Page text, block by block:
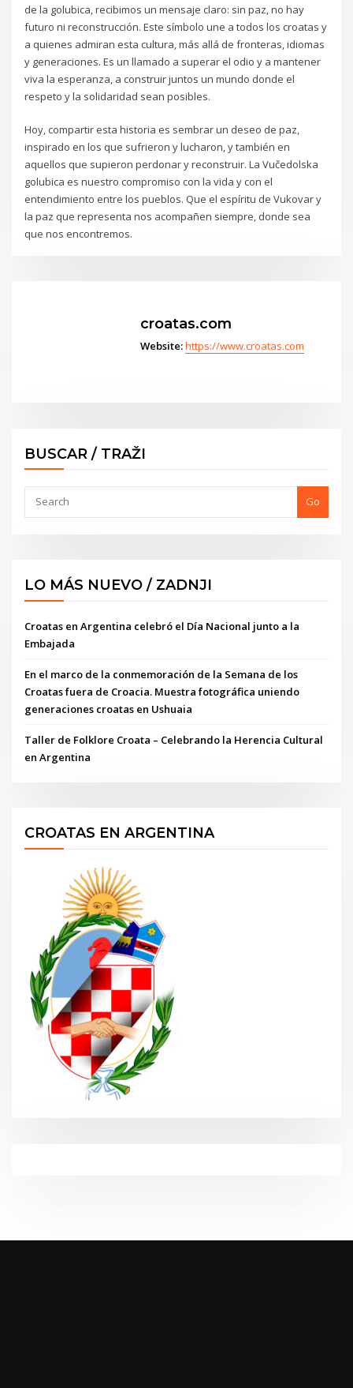
de la golubica, recibimos un mensaje claro: sin paz, no hay
futuro ni reconstrucción. Este símbolo une a todos los croatas y
a quienes admiran esta cultura, más allá de fronteras, idiomas
y generaciones. Es un llamado a superar el odio y a mantener
viva la esperanza, a construir juntos un mundo donde el
respeto y la solidaridad sean posibles.
Hoy, compartir esta historia es sembrar un deseo de paz,
inspirado en los que sufrieron y lucharon, y también en
aquellos que supieron perdonar y reconstruir. La Vučedolska
golubica es nuestro compromiso con la vida y con el
entendimiento entre los pueblos. Que el espíritu de Vukovar y
la paz que representa nos acompañen siempre, donde sea
que nos encontremos.
croatas.com
Website:https://www.croatas.com
BUSCAR / TRAŽI
Go
LO MÁS NUEVO / ZADNJI
Croatas en Argentina celebró el Día Nacional junto a la
Embajada
En el marco de la conmemoración de la Semana de los
Croatas fuera de Croacia. Muestra fotográfica uniendo
generaciones croatas en Ushuaia
Taller de Folklore Croata – Celebrando la Herencia Cultural
en Argentina
CROATAS EN ARGENTINA